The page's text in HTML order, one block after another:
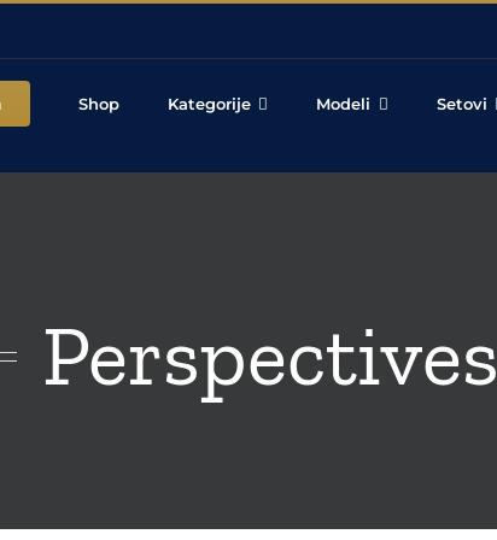
Shop Kategorije Modeli Setovi
Perspectives